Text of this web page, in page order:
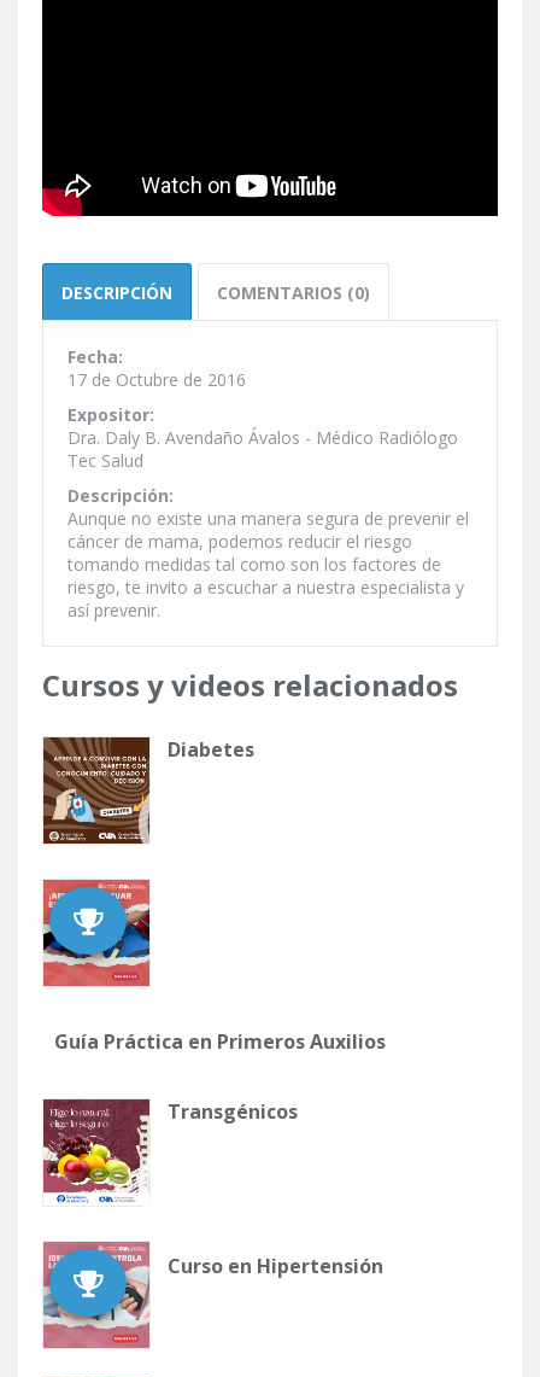
DESCRIPCIÓN COMENTARIOS (0)
Fecha:
17 de Octubre de 2016
Expositor:
Dra. Daly B. Avendaño Ávalos - Médico Radiólogo
Tec Salud
Descripción:
Aunque no existe una manera segura de prevenir el
cáncer de mama, podemos reducir el riesgo
tomando medidas tal como son los factores de
riesgo, te invito a escuchar a nuestra especialista y
así prevenir.
Cursos y videos relacionados
Diabetes
Guía Práctica en Primeros Auxilios
Transgénicos
Curso en Hipertensión